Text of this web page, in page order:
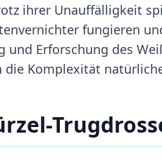
ihrer Unauffälligkeit
fungieren
und Erforschung des
die Komplexität